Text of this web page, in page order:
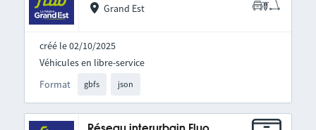
Grand Est
créé le 02/10/2025
Format gbfs json
Véhicules en libre-service